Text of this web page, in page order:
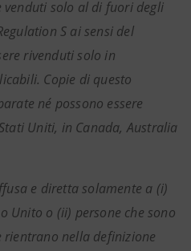
solo al di fuori degli
S ai sensi del
rivenduti solo in
Copie di questo
né possono essere
Uniti, in Canada, Australia
e diretta solamente a (i)
Unito o (ii) persone che sono
nella definizione